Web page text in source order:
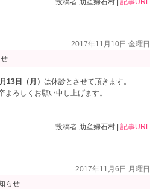
2017年11月10日 金曜日
13日（月） は休診とさせて頂きます。
よろしくお願い申し上げます。
投稿者 助産婦石村 | 記事URL
2017年11月6日 月曜日
らせ